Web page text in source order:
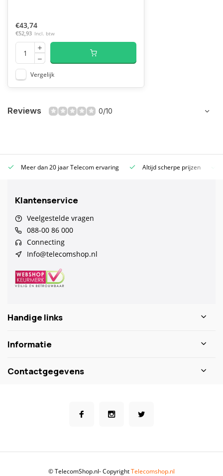
€43,74
€52,93 Incl. btw
Vergelijk
Reviews 0/10
Meer dan 20 jaar Telecom ervaring Altijd scherpe prijzen
Klantenservice
Veelgestelde vragen
088-00 86 000
Connecting
Info@telecomshop.nl
Handige links
Informatie
Contactgegevens
© TelecomShop.nl- CopyrightTelecomshop.nl